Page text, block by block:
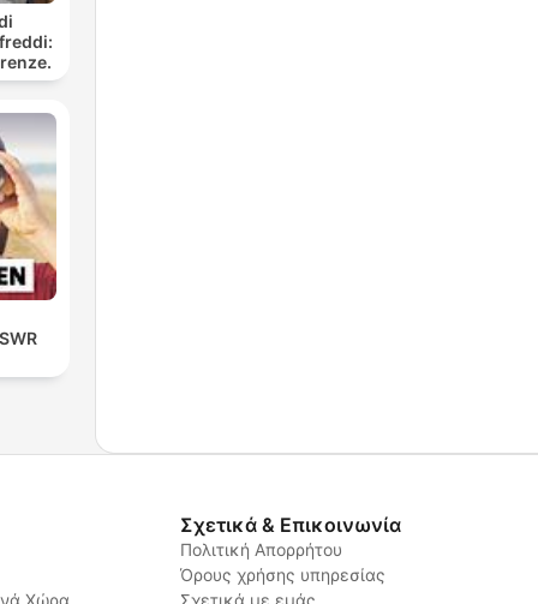
Χώρα
Σχετικά & Επικοινωνία
Πολιτική Απορρήτου
Όρους χρήσης υπηρεσίας
Σχετικά με εμάς